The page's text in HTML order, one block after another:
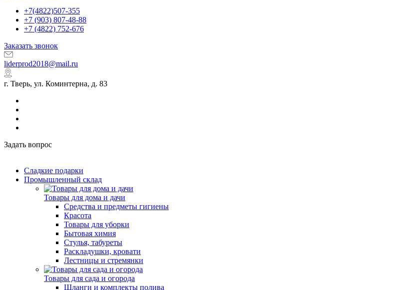
+7(4822)507-355
+7 (903) 807-48-88
+7 (4822) 752-676
Заказать звонок
liderprod2018@mail.ru
г. Тверь, ул. Коминтерна, д. 83
Задать вопрос
Сладкие подарки
Промышленный склад
Товары для дома и дачи
Средства и предметы гигиены
Красота
Товары для уборки
Бытовая химия
Стулья, табуреты
Раскладушки, кровати
Лестницы и стремянки
Товары для сада и огорода
Шланги и комплекты полива